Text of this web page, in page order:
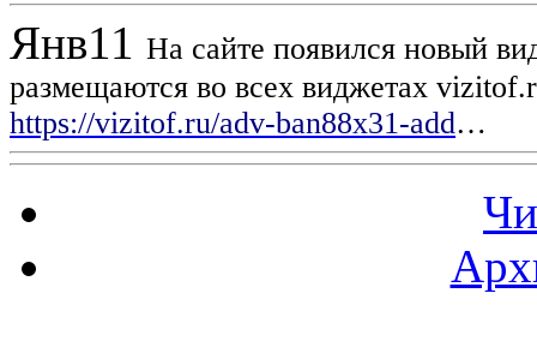
Янв11 На сайте появился новый
размещаются во всех виджетах
https://vizitof.ru/adv-ban88x31-add…